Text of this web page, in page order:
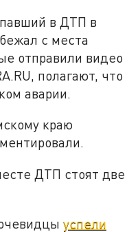
в ДТП в
с места
отправили видео
полагают, что
аварии.
краю
ДТП стоят две
успели